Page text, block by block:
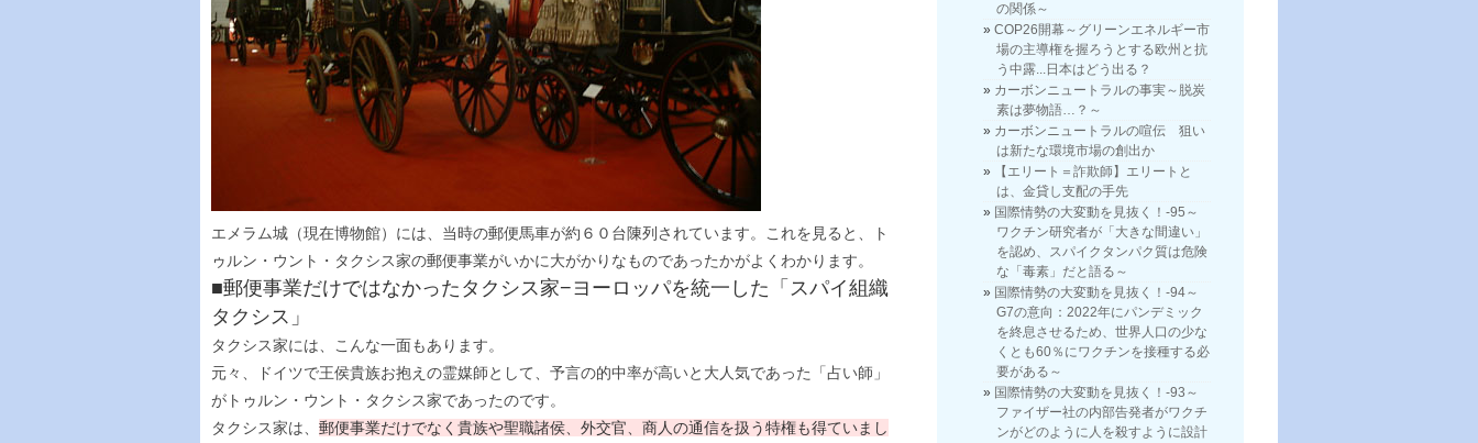
エメラム城（現在博物館）には、当時の郵便馬車が約６０台陳列されています。これを見ると、ト
ゥルン・ウント・タクシス家の郵便事業がいかに大がかりなものであったかがよくわかります。
■郵便事業だけではなかったタクシス家−ヨーロッパを統一した「スパイ組織
タクシス」
タクシス家には、こんな一面もあります。
元々、ドイツで王侯貴族お抱えの霊媒師として、予言の的中率が高いと大人気であった「占い師」
がトゥルン・ウント・タクシス家であったのです。
タクシス家は、 郵便事業だけでなく貴族や聖職諸侯、外交官、商人の通信を扱う特権も得ていまし
の関係～
COP26開幕～グリーンエネルギー市
場の主導権を握ろうとする欧州と抗
う中露...日本はどう出る？
カーボンニュートラルの事実～脱炭
素は夢物語…？～
カーボンニュートラルの喧伝 狙い
は新たな環境市場の創出か
【エリート＝詐欺師】エリートと
は、金貸し支配の手先
国際情勢の大変動を見抜く！-95～
ワクチン研究者が「大きな間違い」
を認め、スパイクタンパク質は危険
な「毒素」だと語る～
国際情勢の大変動を見抜く！-94～
G7の意向：2022年にパンデミック
を終息させるため、世界人口の少な
くとも60％にワクチンを接種する必
要がある～
国際情勢の大変動を見抜く！-93～
ファイザー社の内部告発者がワクチ
ンがどのように人を殺すように設計